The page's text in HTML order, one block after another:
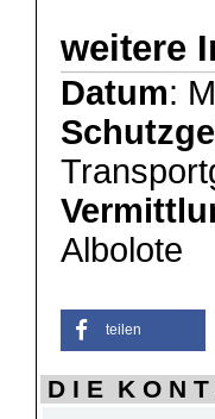
weitere
Datum:
Albolote
teilen
D I E K O N